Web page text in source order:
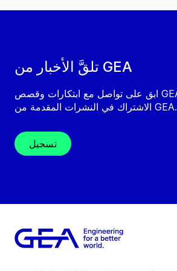
تلقَّ الأخبار من GEA
ابق على تواصل مع ابتكارات وقصص GEA من خلال
الاشتراك في النشرات المقدمة من GEA.
تسجيل